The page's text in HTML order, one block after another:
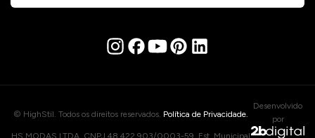
© HighStil. Todos os direitos reservados. Política de Privacidade.
Desenvolvido
por